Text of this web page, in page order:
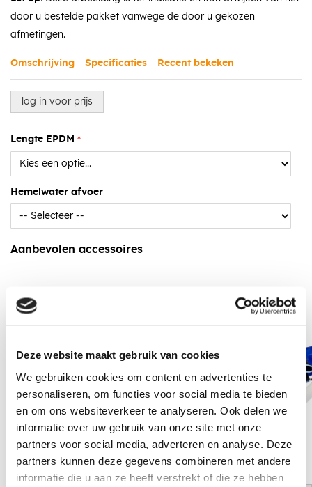
Deze website maakt gebruik van cookies
We gebruiken cookies om content en advertenties te
personaliseren, om functies voor social media te bieden
en om ons websiteverkeer te analyseren. Ook delen we
informatie over uw gebruik van onze site met onze
partners voor social media, adverteren en analyse. Deze
partners kunnen deze gegevens combineren met andere
informatie die u aan ze heeft verstrekt of die ze hebben
door u bestelde pakket vanwege de door u gekozen
afmetingen.
Omschrijving Specificaties Recent bekeken
log in voor prijs
Lengte EPDM
Hemelwater afvoer
Aanbevolen accessoires
Kitpistool
EPDM-lijmpakket